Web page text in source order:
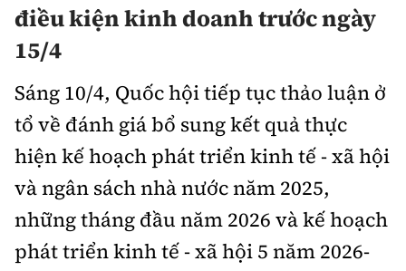
Quản lý đô thị
Đường sắt
Đường sắt tốc độ cao
Đường thủy
Hàng hải
Đường sắt đô thị
Chứng khoán
Bảo hiểm
Doanh nghiệp
An ninh hình sự
Điều tra
Pháp đình
Hỏi - Đáp
An toàn giao thông
Giao thông 24h
ATGT địa phương
Văn hóa giao thông
Lái xe an toàn
Chung tay vì ATGT
Chất lượng sống
Giáo dục
Y tế
Đời sống
Lao động - Công đoàn
Văn hóa - Giải Trí
Văn hóa
Showbiz
Điện ảnh
Thể thao
Bóng đá
Bình luận
Công nghệ
điều kiện kinh doanh trước ngày
15/4
Sáng 10/4, Quốc hội tiếp tục thảo luận ở
tổ về đánh giá bổ sung kết quả thực
hiện kế hoạch phát triển kinh tế - xã hội
và ngân sách nhà nước năm 2025,
những tháng đầu năm 2026 và kế hoạch
phát triển kinh tế - xã hội 5 năm 2026-